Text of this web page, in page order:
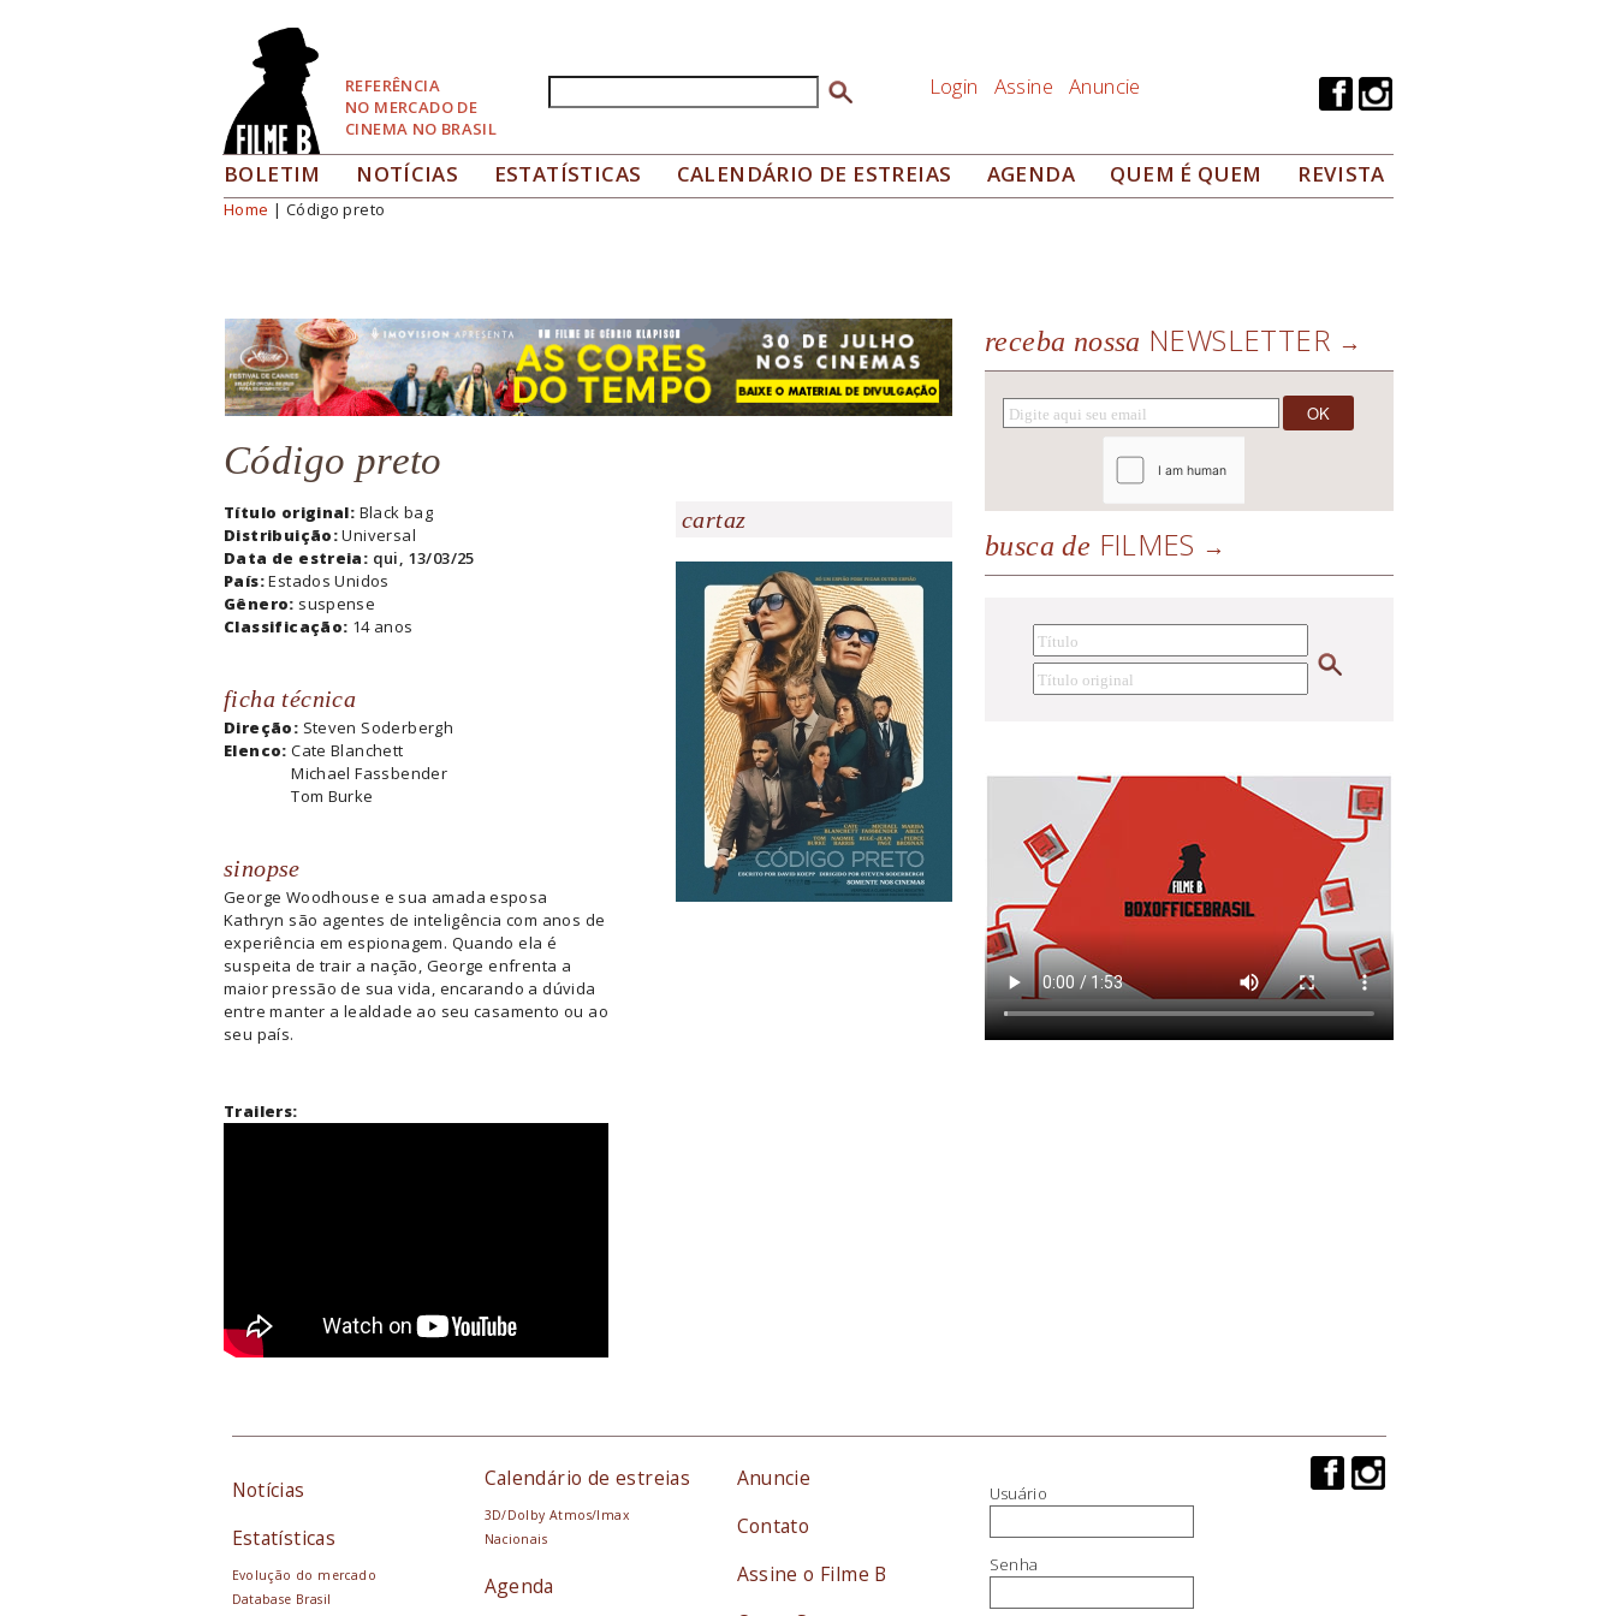
REFERÊNCIA
NO MERCADO DE
CINEMA NO BRASIL
Formulário de busca Login Assine Anuncie
BOLETIM NOTÍCIAS ESTATÍSTICAS CALENDÁRIO DE ESTREIAS AGENDA QUEM É QUEM REVISTA
Você está aqui
Home | Código preto
Código preto
Título original: Black bag
Distribuição:Universal
Data de estreia: qui, 13/03/25
País:Estados Unidos
Gênero: suspense
Classificação: 14 anos
ficha técnica
Direção: Steven Soderbergh
Elenco:Cate Blanchett
Michael Fassbender
Tom Burke
sinopse
George Woodhouse e sua amada esposa
Kathryn são agentes de inteligência com anos de
experiência em espionagem. Quando ela é
suspeita de trair a nação, George enfrenta a
maior pressão de sua vida, encarando a dúvida
entre manter a lealdade ao seu casamento ou ao
seu país.
Trailers:
cartaz
receba nossa NEWSLETTER
busca de FILMES
Notícias
Estatísticas
Evolução do mercado
Database Brasil
Calendário de estreias
3D/Dolby Atmos/Imax
Nacionais
Agenda
Anuncie
Contato
Assine o Filme B
Usuário
Senha